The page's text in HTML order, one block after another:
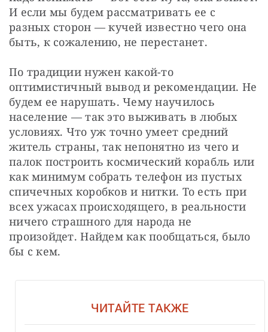
И если мы будем рассматривать ее с
разных сторон — кучей известно чего она
быть, к сожалению, не перестанет.
По традиции нужен какой-то
оптимистичный вывод и рекомендации. Не
будем ее нарушать. Чему научилось
население — так это выживать в любых
условиях. Что уж точно умеет средний
житель страны, так непонятно из чего и
палок построить космический корабль или
как минимум собрать телефон из пустых
спичечных коробков и нитки. То есть при
всех ужасах происходящего, в реальности
ничего страшного для народа не
произойдет. Найдем как пообщаться, было
бы с кем.
ЧИТАЙТЕ ТАКЖЕ